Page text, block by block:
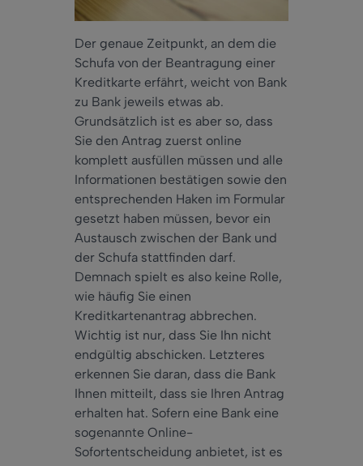
Der genaue Zeitpunkt, an dem die
Schufa von der Beantragung einer
Kreditkarte erfährt, weicht von Bank
zu Bank jeweils etwas ab.
Grundsätzlich ist es aber so, dass
Sie den Antrag zuerst online
komplett ausfüllen müssen und alle
Informationen bestätigen sowie den
entsprechenden Haken im Formular
gesetzt haben müssen, bevor ein
Austausch zwischen der Bank und
der Schufa stattfinden darf.
Demnach spielt es also keine Rolle,
wie häufig Sie einen
Kreditkartenantrag abbrechen.
Wichtig ist nur, dass Sie Ihn nicht
endgültig abschicken. Letzteres
erkennen Sie daran, dass die Bank
Ihnen mitteilt, dass sie Ihren Antrag
erhalten hat. Sofern eine Bank eine
sogenannte Online-
Sofortentscheidung anbietet, ist es